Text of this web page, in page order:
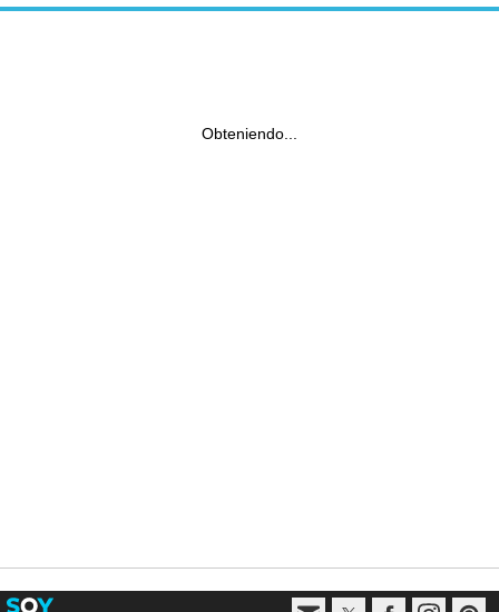
Obteniendo...